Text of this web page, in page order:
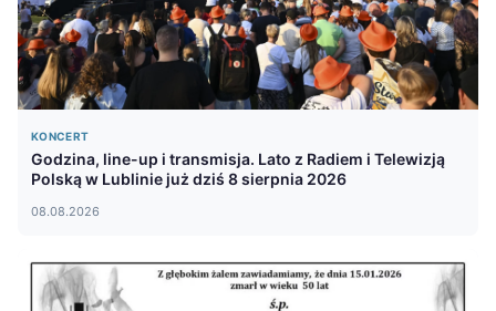
KONCERT
Godzina, line-up i transmisja. Lato z Radiem i Telewizją
Polską w Lublinie już dziś 8 sierpnia 2026
08.08.2026